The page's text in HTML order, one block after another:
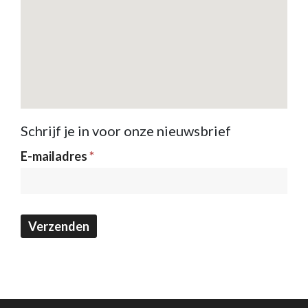
Schrijf je in voor onze nieuwsbrief
Nieuwsbrief
E-mailadres*
Verzenden